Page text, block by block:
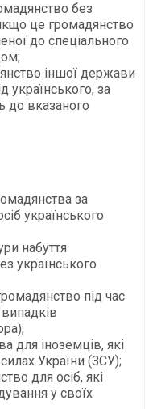
без
це громадянство
до спеціального
іншої держави
українського, за
до вказаного
за
українського
набуття
українського
під час
для іноземців, які
України (ЗСУ);
для осіб, які
у своїх